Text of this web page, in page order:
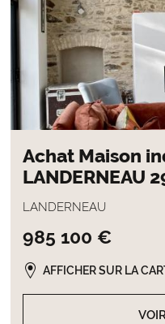
Achat Maison
LANDERNEAU
LANDERNEAU
985 100 €
AFFICHER SUR LA